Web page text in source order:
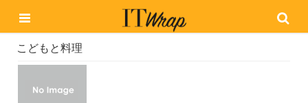
こどもと料理